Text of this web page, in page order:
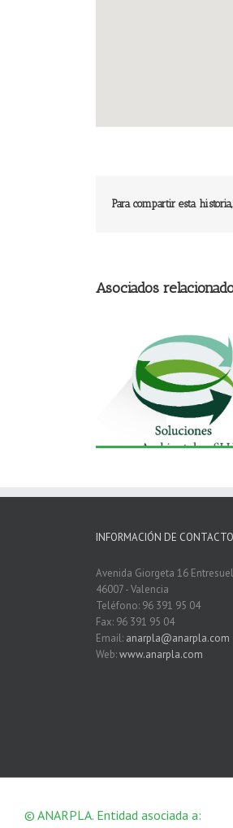
Para compartir esta
Asociados
WURSI S.L.
INFORMACIÓN DE CONTACTO
Avenida Giorgeta 16
46007 - Valencia
Teléfono: 96 391 95 04
Fax: 96 391 95 04
Email: anarpla@anarpla.com
Web:www.anarpla.com
© ANARPLA. Entidad asociada a: